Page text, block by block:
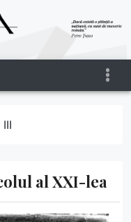
al XXI-lea